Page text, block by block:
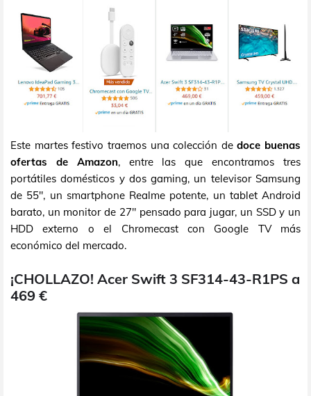
Este martes festivo traemos una colección dedoce buenas
ofertas de Amazon, entre las que encontramos tres
portátiles domésticos y dos gaming, un televisor Samsung
de 55", un smartphone Realme potente, un tablet Android
barato, un monitor de 27" pensado para jugar, un SSD y un
HDD externo o el Chromecast con Google TV más
económico del mercado.
¡CHOLLAZO! Acer Swift 3 SF314-43-R1PS a
469 €